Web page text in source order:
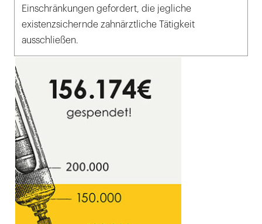
Einschränkungen gefordert, die jegliche
existenzsichernde zahnärztliche Tätigkeit
ausschließen.